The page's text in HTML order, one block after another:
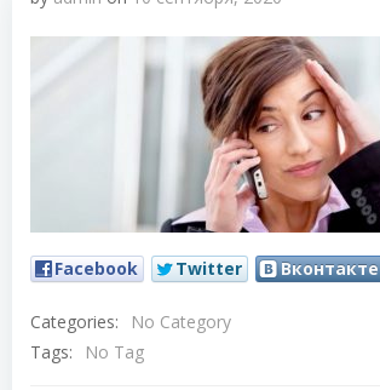
Facebook Twitter Вконтакте
Categories:
No Category
Tags:
No Tag